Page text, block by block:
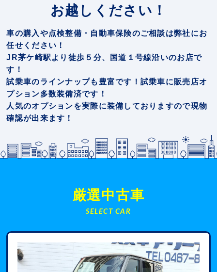
お越しください！
車の購入や点検整備・自動車保険のご相談は弊社にお
任せください！
JR茅ケ崎駅より徒歩５分、国道１号線沿いのお店で
す！
試乗車のラインナップも豊富です！試乗車に販売店オ
プション多数装備済です！
人気のオプションを実際に装備しておりますので現物
確認が出来ます！
厳選中古車
SELECT CAR